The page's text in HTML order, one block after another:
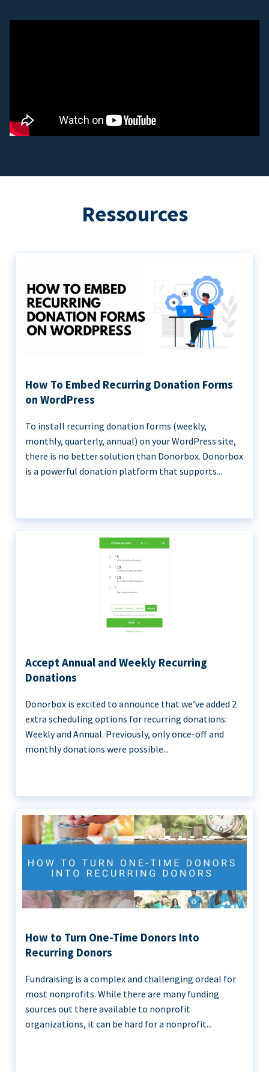
Ressources
How To Embed Recurring Donation Forms
on WordPress
To install recurring donation forms (weekly,
monthly, quarterly, annual) on your WordPress site,
there is no better solution than Donorbox. Donorbox
is a powerful donation platform that supports...
Accept Annual and Weekly Recurring
Donations
Donorbox is excited to announce that we’ve added 2
extra scheduling options for recurring donations:
Weekly and Annual. Previously, only once-off and
monthly donations were possible...
How to Turn One-Time Donors Into
Recurring Donors
Fundraising is a complex and challenging ordeal for
most nonprofits. While there are many funding
sources out there available to nonprofit
organizations, it can be hard for a nonprofit...